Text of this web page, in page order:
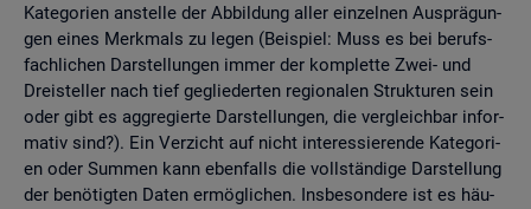
Ka­te­go­ri­en an­stel­le der Ab­bil­dung aller ein­zel­nen Aus­prä­gun­
gen eines Merk­mals zu legen (Bei­spiel: Muss es bei be­rufs­
fach­li­chen Dar­stel­lun­gen immer der kom­plet­te Zwei- und
Drei­stel­ler nach tief ge­glie­der­ten re­gio­na­len Struk­tu­ren sein
oder gibt es agg­re­gier­te Dar­stel­lun­gen, die ver­gleich­bar in­for­
ma­tiv sind?). Ein Ver­zicht auf nicht in­ter­es­sie­ren­de Ka­te­go­ri­
en oder Sum­men kann eben­falls die voll­stän­di­ge Dar­stel­lung
der be­nö­tig­ten Daten er­mög­li­chen. Ins­be­son­de­re ist es häu­